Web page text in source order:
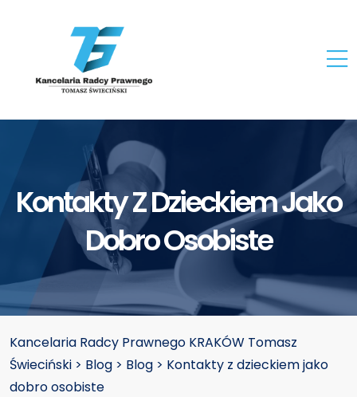
Kontakty Z Dzieckiem Jako
Dobro Osobiste
Kancelaria Radcy Prawnego KRAKÓW Tomasz
Świeciński > Blog > Blog > Kontakty z dzieckiem jako
dobro osobiste